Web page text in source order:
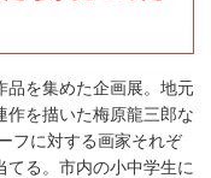
品を集めた企画展。地元
作を描いた梅原龍三郎な
フに対する画家それぞ
る。市内の小中学生に